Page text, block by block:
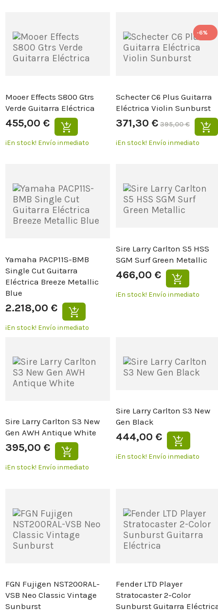
Mooer Effects S800 Gtrs
Verde Guitarra Eléctrica
455,00 €
¡En stock! Envío inmediato
Schecter C6 Plus Guitarra
Eléctrica Violin Sunburst
371,30 € 395,00 €
-6%
¡En stock! Envío inmediato
Yamaha PACP11S-BMB
Single Cut Guitarra
Eléctrica Breeze Metallic
Blue
2.218,00 €
¡En stock! Envío inmediato
Sire Larry Carlton S5 HSS
SGM Surf Green Metallic
466,00 €
¡En stock! Envío inmediato
Sire Larry Carlton S3 New
Gen AWH Antique White
395,00 €
¡En stock! Envío inmediato
Sire Larry Carlton S3 New
Gen Black
444,00 €
¡En stock! Envío inmediato
FGN Fujigen NST200RAL-
VSB Neo Classic Vintage
Sunburst
Fender LTD Player
Stratocaster 2-Color
Sunburst Guitarra